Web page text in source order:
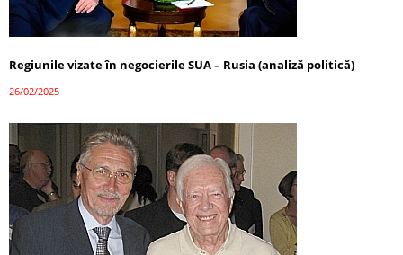
Regiunile vizate în negocierile SUA – Rusia (analiză politică)
26/02/2025